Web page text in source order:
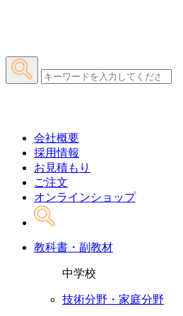
会社概要
採用情報
お見積もり
ご注文
オンラインショップ
教科書・副教材
中学校
技術分野・家庭分野